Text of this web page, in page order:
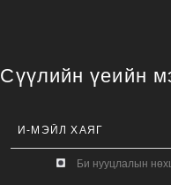
Сүүлийн үеийн
Би нууцлалын